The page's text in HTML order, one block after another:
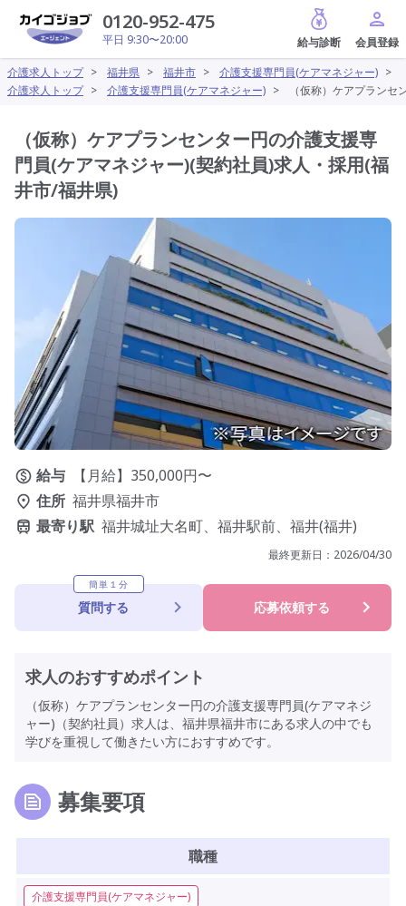
0120-952-475
平日 9:30〜20:00
給与診断
介護求人トップ > 福井県 > 福井市 > 介護支援専門員(ケアマネジャー) >
介護求人トップ > 介護支援専門員(ケアマネジャー) > （仮称）ケアプラン
（仮称）ケアプランセンター円の介護支援専
門員(ケアマネジャー)(契約社員)求人・採用(福
井市/福井県)
給与
【月給】350,000円〜
住所 福井県福井市
最寄り駅 福井城址大名町、福井駅前、福井(福井)
最終更新日： 2026/04/30
簡単１分
質問する 応募依頼する
求人のおすすめポイント
（仮称）ケアプランセンター円の介護支援専門員(ケアマネジ
ャー)（契約社員）求人は、福井県福井市にある求人の中でも
学びを重視して働きたい方におすすめです。
募集要項
職種
介護支援専門員(ケアマネジャー)